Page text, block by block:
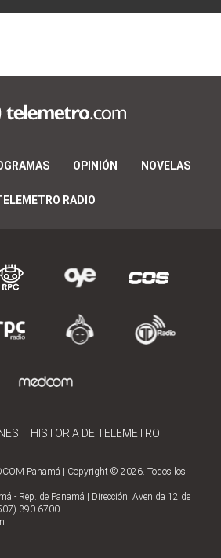
OPINIÓN NOVELAS
RADIO
HISTORIA DE TELEMETRO
Panamá | Copyright © 2026. Todos los
- Rep. de Panamá | Dirección, Avenida 12 de
390-6700